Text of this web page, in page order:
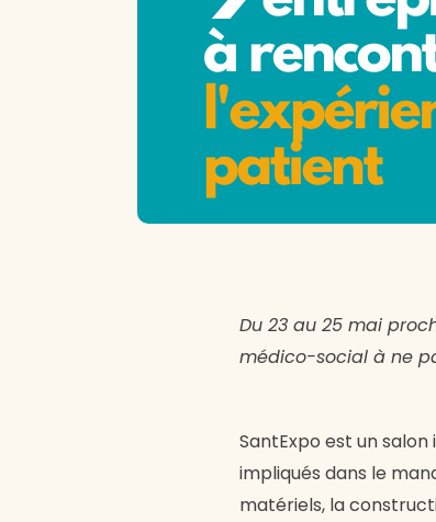
Du 23 au 25 mai
médico-social à ne
SantExpo est un
impliqués dans le
matériels, la